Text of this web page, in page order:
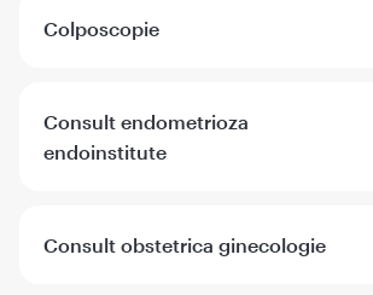
Colposcopie
Consult endometrioza
endoinstitute
Consult obstetrica ginecologie